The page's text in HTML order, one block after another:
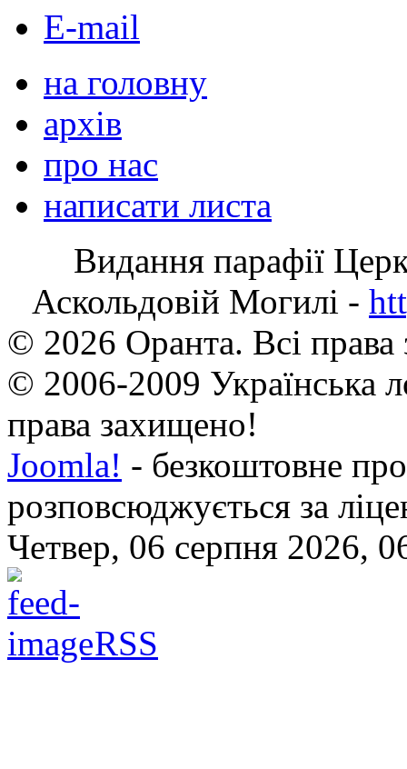
E-mail
на головну
архів
про нас
написати листа
Видання парафії
Аскольдовій Могилі -
© 2026 Оранта. Всі
© 2006-2009 Українська
права захищено!
Joomla! - безкоштовне
розповсюджується за
Четвер, 06 серпня 2026,
RSS